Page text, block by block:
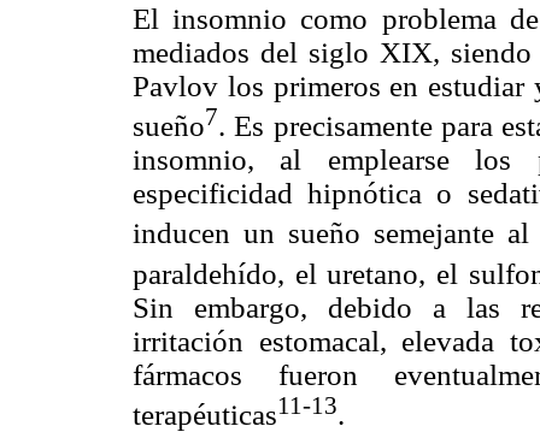
El insomnio como problema
mediados del siglo XIX,
Pavlov los primeros en estudiar
sueño7. Es precisamente para
insomnio, al emplearse los
especificidad hipnótica o
inducen un sueño semejante
paraldehído, el uretano, el
Sin embargo, debido a las
irritación estomacal, elevada
fármacos fueron
terapéuticas11-13.